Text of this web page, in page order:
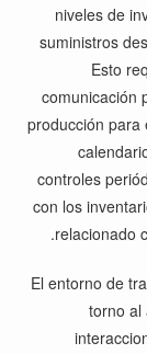
niveles de
suministros
Esto
comunicación
producción para
controles
con los
relacionado
El entorno de
torno al